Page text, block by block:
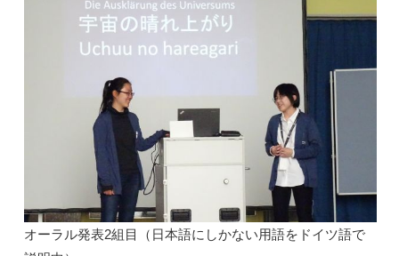
オーラル発表2組目（日本語にしかない用語をドイツ語で